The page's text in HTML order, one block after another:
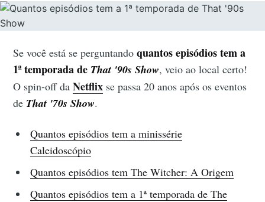
Se você está se perguntando quantos episódios tem a
1ª temporada de That '90s Show, veio ao local certo!
O spin-off daNetflix se passa 20 anos após os eventos
de That '70s Show.
Quantos episódios tem a minissérie
Caleidoscópio
Quantos episódios tem The Witcher: A Origem
Quantos episódios tem a 1ª temporada de The